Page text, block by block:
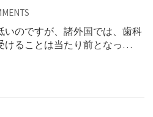
いのですが、諸外国では、歯科
けることは当たり前となっ…